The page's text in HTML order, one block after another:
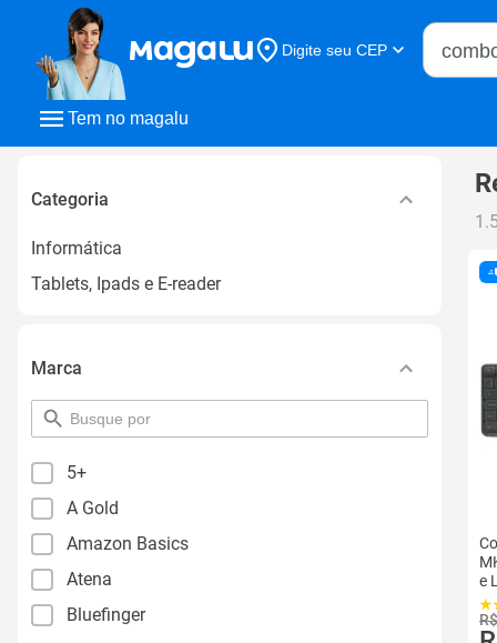
Tem no magalu
Digite seu CEP
Buscar
Categoria
Informática
Tablets, Ipads e E-reader
Marca
pesquisar
por
5+
A Gold
Amazon Basics
Atena
Bluefinger
e